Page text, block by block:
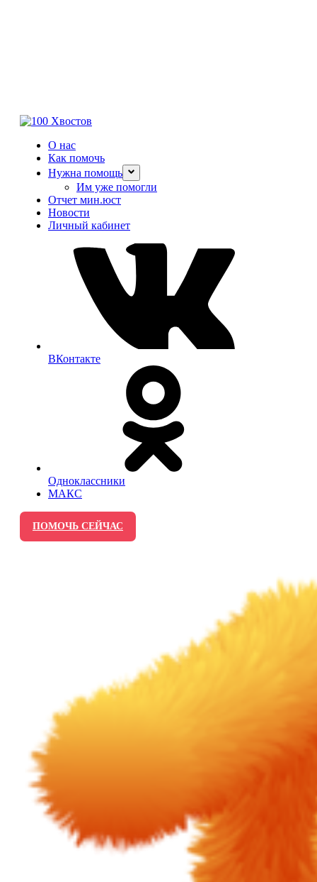
О нас
Как помочь
Нужна помощь
Им уже помогли
Отчет мин.юст
Новости
Личный кабинет
ВКонтакте
Одноклассники
МАКС
ПОМОЧЬ СЕЙЧАС